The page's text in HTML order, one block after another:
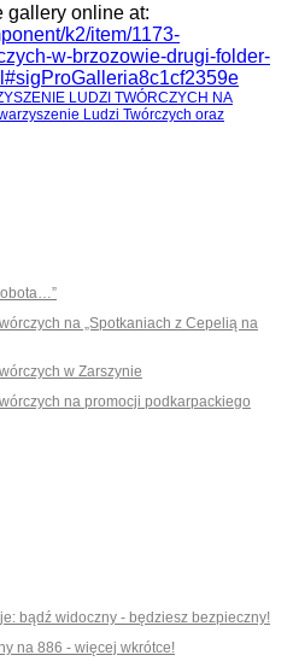
gallery online at:
k2/item/1173-
w-brzozowie-drugi-folder-
LUDZI TWÓRCZYCH NA
Ludzi Twórczych oraz
na „Spotkaniach z Cepelią na
w Zarszynie
na promocji podkarpackiego
bądź widoczny - będziesz bezpieczny!
na 886 - więcej wkrótce!